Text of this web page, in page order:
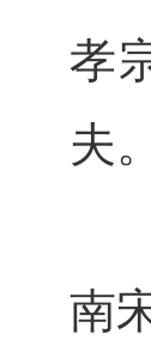
孝
夫。
南